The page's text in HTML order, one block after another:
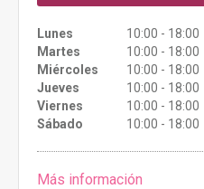
Lunes
10:00 - 18:00
Martes
10:00 - 18:00
Miércoles
10:00 - 18:00
Jueves
10:00 - 18:00
Viernes
10:00 - 18:00
Sábado
10:00 - 18:00
Más información